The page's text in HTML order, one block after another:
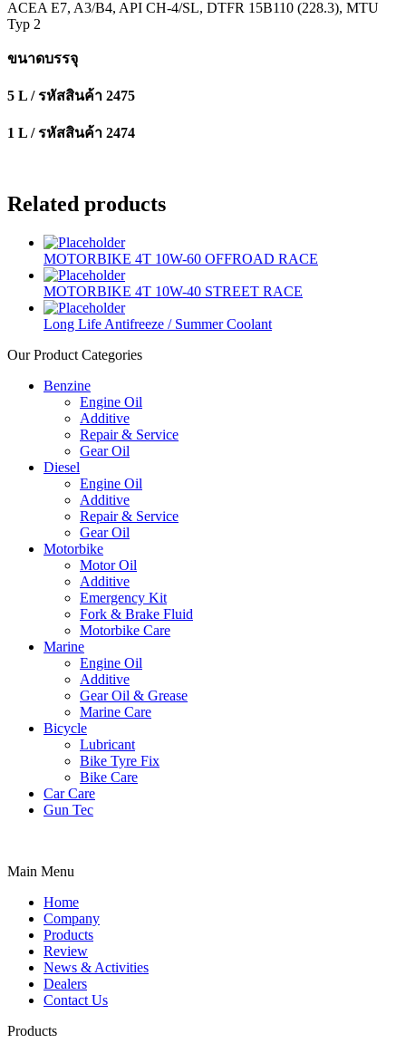
ACEA E7, A3/B4, API CH-4/SL, DTFR 15B110 (228.3), MTU
Typ 2
ขนาดบรรจุ
5 L / รหัสสินค้า 2475
1 L / รหัสสินค้า 2474
Related products
MOTORBIKE 4T 10W-60 OFFROAD RACE
MOTORBIKE 4T 10W-40 STREET RACE
Long Life Antifreeze / Summer Coolant
Our Product Categories
Benzine
Engine Oil
Additive
Repair & Service
Gear Oil
Diesel
Engine Oil
Additive
Repair & Service
Gear Oil
Motorbike
Motor Oil
Additive
Emergency Kit
Fork & Brake Fluid
Motorbike Care
Marine
Engine Oil
Additive
Gear Oil & Grease
Marine Care
Bicycle
Lubricant
Bike Tyre Fix
Bike Care
Car Care
Gun Tec
Main Menu
Home
Company
Products
Review
News & Activities
Dealers
Contact Us
Products